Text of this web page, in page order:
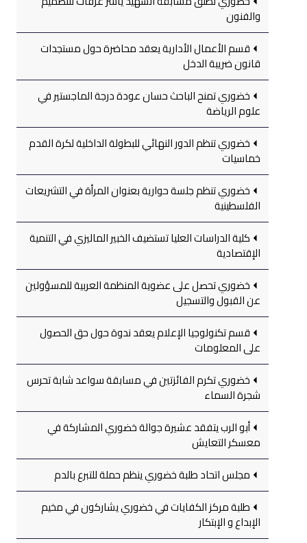
والفنون
قسم الأعمال الأدارية يعقد محاضرة حول مستجدات
قانون ضريبة الدخل
خضوري تمنح الباحث حسان عودة درجة الماجستير في
علوم الرياضة
خضوري تنظم الدور النهائي للبطولة الداخلية لكرة القدم
خماسيات
خضوري تنظم جلسة حوارية بعنوان المرأة في التشريعات
الفلسطينية
كلية الدراسات العليا تستضيف الخبير الماليزي في التنمية
الإقتصادية
خضوري تحصل على عضوية المنظمة العربية للمسؤولين
عن القبول والتسجيل
قسم تكنولوجيا الإعلام يعقد ندوة حول حق الحصول
على المعلومات
خضوري تكرم الفائزتين في مسابقة سواعد شابة تحرس
شجرة السماء
أبو الرب يتفقد عشيرة جوالة خضوري المشاركة في
معسكر التعايش
مجلس اتحاد طلبة خضوري ينظم حملة للتبرع بالدم
طلبة مركز الكفايات في خضوري يشاركون في مخيم
الإبداع و الإبتكار